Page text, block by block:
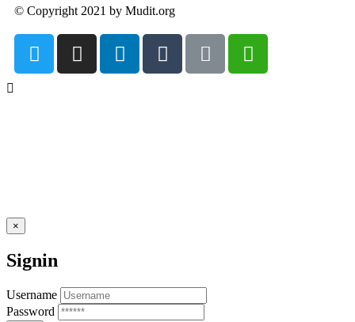
© Copyright 2021 by Mudit.org
×
Signin
Username
Password